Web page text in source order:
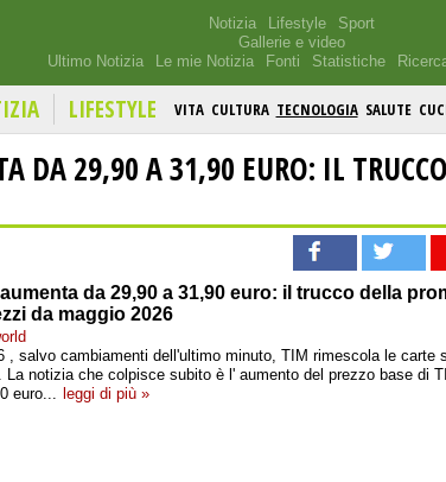
Notizia Lifestyle
Sport
Gallerie e video
Ultimo Notizia
Le mie Notizia Fonti Statistiche
LIFESTYLE VITA CULTURA TECNOLOGIA SALUTE
DA 29,90 A 31,90 EURO: IL TRUCCO
da 29,90 a 31,90 euro: il trucco della
da maggio 2026
, salvo cambiamenti dell'ultimo minuto, TIM rimescola le carte
notizia che colpisce subito è l' aumento del prezzo base di
euro... leggi di più »